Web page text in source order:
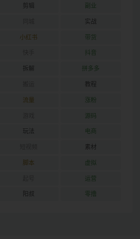
剪辑 副业
实战
小红书 带货
抖音
拆解 拼多多
教程
流量 涨粉
源码
玩法 电商
素材
脚本 虚拟
运营
阳叔 零撸